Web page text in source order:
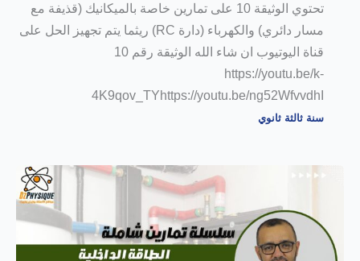
تحتوي الوثيقة 10 على تمارين خاصة بالميكانيك (قذيفة مع
مسار دائري) والكهرباء (دارة RC) ريثما يتم تجهيز الحل على
قناة اليوتيوب ان شاء الله الوثيقة رقم 10
https://youtu.be/k-
4K9qov_TYhttps://youtu.be/ng52WfvvdhI
سنة ثالثة ثانوي